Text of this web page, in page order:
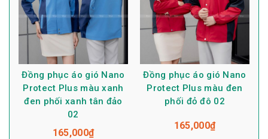
Đồng phục áo gió Nano
Protect Plus màu xanh
đen phối xanh tân đảo
02
165,000₫
Đồng phục áo gió Nano
Protect Plus màu đen
phối đỏ đô 02
165,000₫